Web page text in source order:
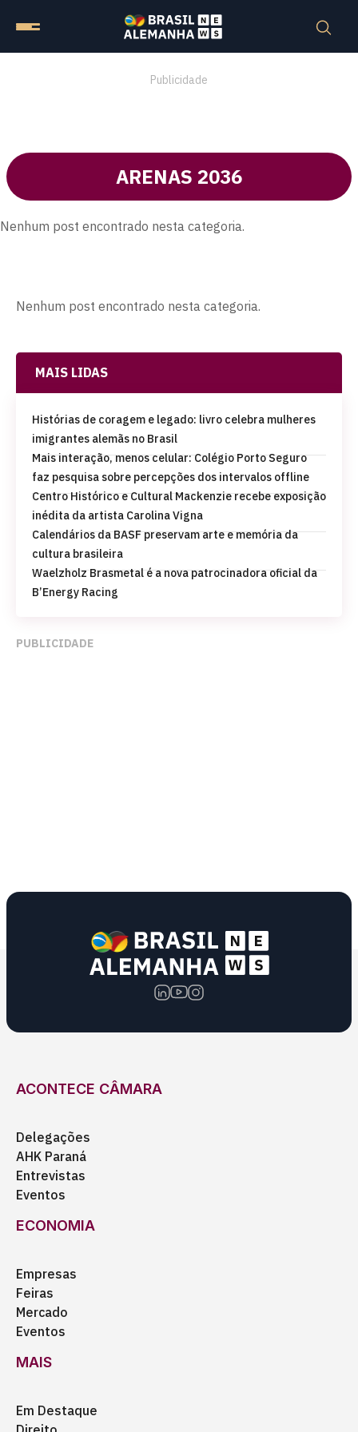
Publicidade
ARENAS 2036
Nenhum post encontrado nesta categoria.
Nenhum post encontrado nesta categoria.
MAIS LIDAS
Histórias de coragem e legado: livro celebra mulheres
imigrantes alemãs no Brasil
Mais interação, menos celular: Colégio Porto Seguro
faz pesquisa sobre percepções dos intervalos offline
Centro Histórico e Cultural Mackenzie recebe exposição
inédita da artista Carolina Vigna
Calendários da BASF preservam arte e memória da
cultura brasileira
Waelzholz Brasmetal é a nova patrocinadora oficial da
B’Energy Racing
PUBLICIDADE
ACONTECE CÂMARA
Delegações
AHK Paraná
Entrevistas
Eventos
ECONOMIA
Empresas
Feiras
Mercado
Eventos
MAIS
Em Destaque